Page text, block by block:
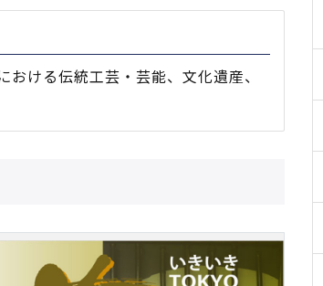
ける伝統工芸・芸能、文化遺産、